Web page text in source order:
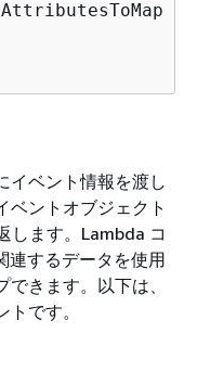
=
イベント情報を渡し
ベントオブジェクト
します。Lambda コ
連するデータを使用
きます。以下は、
です。